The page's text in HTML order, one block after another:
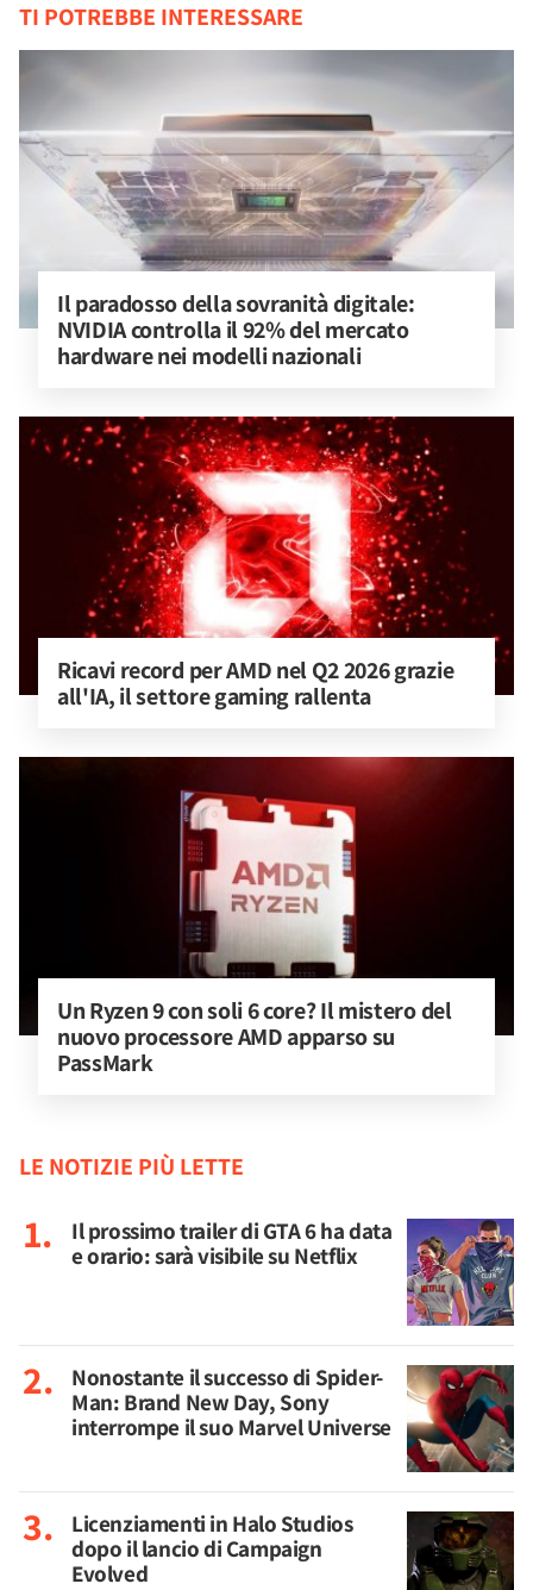
TI POTREBBE INTERESSARE
Il paradosso della sovranità digitale:
NVIDIA controlla il 92% del mercato
hardware nei modelli nazionali
Ricavi record per AMD nel Q2 2026 grazie
all'IA, il settore gaming rallenta
Un Ryzen 9 con soli 6 core? Il mistero del
nuovo processore AMD apparso su
PassMark
LE NOTIZIE PIÙ LETTE
Il prossimo trailer di GTA 6 ha data
e orario: sarà visibile su Netflix
Nonostante il successo di Spider-
Man: Brand New Day, Sony
interrompe il suo Marvel Universe
Licenziamenti in Halo Studios
dopo il lancio di Campaign
Evolved